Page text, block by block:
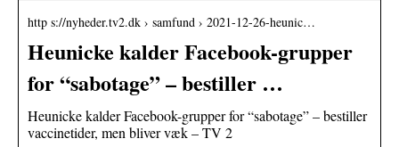
http s://nyheder.tv2.dk › samfund › 2021-12-26-heunic…
Heunicke kalder Facebook-grupper
for “sabotage” – bestiller …
Heunicke kalder Facebook-grupper for “sabotage” – bestiller
vaccinetider, men bliver væk – TV 2